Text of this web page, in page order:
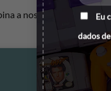
Eu
dados
a nostalgia dos